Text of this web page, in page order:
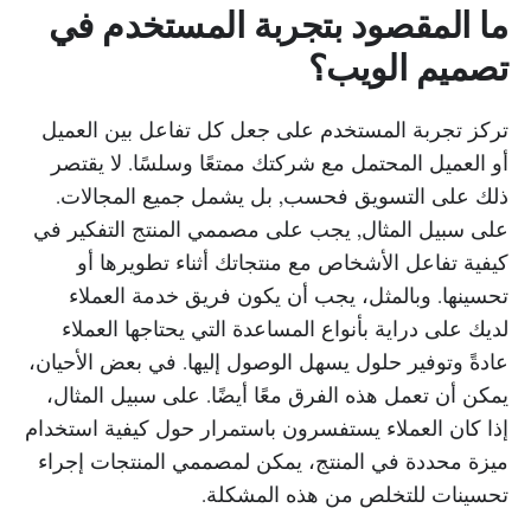
ما المقصود بتجربة المستخدم في
تصميم الويب؟
تركز تجربة المستخدم على جعل كل تفاعل بين العميل
أو العميل المحتمل مع شركتك ممتعًا وسلسًا. لا يقتصر
ذلك على التسويق فحسب, بل يشمل جميع المجالات.
على سبيل المثال, يجب على مصممي المنتج التفكير في
كيفية تفاعل الأشخاص مع منتجاتك أثناء تطويرها أو
تحسينها. وبالمثل، يجب أن يكون فريق خدمة العملاء
لديك على دراية بأنواع المساعدة التي يحتاجها العملاء
عادةً وتوفير حلول يسهل الوصول إليها. في بعض الأحيان،
يمكن أن تعمل هذه الفرق معًا أيضًا. على سبيل المثال،
إذا كان العملاء يستفسرون باستمرار حول كيفية استخدام
ميزة محددة في المنتج، يمكن لمصممي المنتجات إجراء
تحسينات للتخلص من هذه المشكلة.